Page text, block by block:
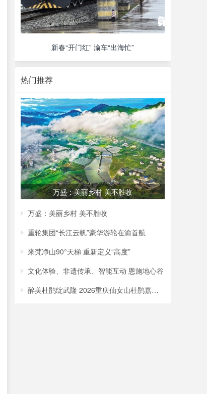
新春“开门红” 渝车“出海忙”
热门推荐
万盛：美丽乡村 美不胜收
万盛：美丽乡村 美不胜收
重轮集团“长江云帆”豪华游轮在渝首航
来梵净山90°天梯 重新定义“高度”
文化体验、非遗传承、智能互动 恩施地心谷
醉美杜鹃绽武隆 2026重庆仙女山杜鹃嘉年华